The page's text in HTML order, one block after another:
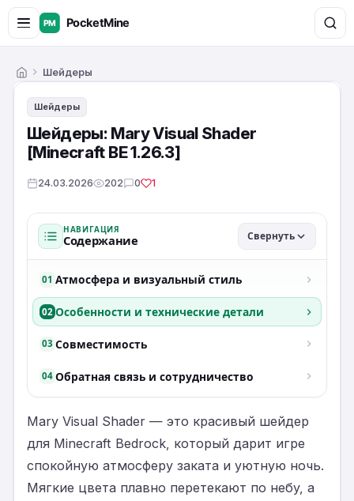
ГлавнаяШейдеры
Шейдеры
Шейдеры: Mary Visual Shader
[Minecraft BE 1.26.3]
24.03.2026 202 0 1
НАВИГАЦИЯ
Содержание Свернуть
01 Атмосфера и визуальный стиль
02 Особенности и технические детали
03 Совместимость
04 Обратная связь и сотрудничество
Mary Visual Shader — это красивый шейдер
для Minecraft Bedrock, который дарит игре
спокойную атмосферу заката и уютную ночь.
Мягкие цвета плавно перетекают по небу, а